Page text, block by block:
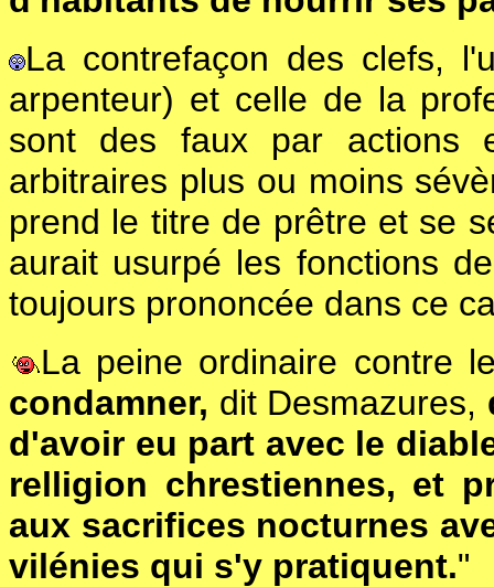
La contrefaçon des clefs,
arpenteur) et celle de la
sont des faux par actions
arbitraires plus ou moins
prend le titre de prêtre et se
aurait usurpé les fonctions
toujours prononcée dans ce
La peine ordinaire contre
condamner, dit Desmazures,
d'avoir eu part avec le
relligion chrestiennes, et
aux sacrifices nocturnes
vilénies qui s'y pratiquent."